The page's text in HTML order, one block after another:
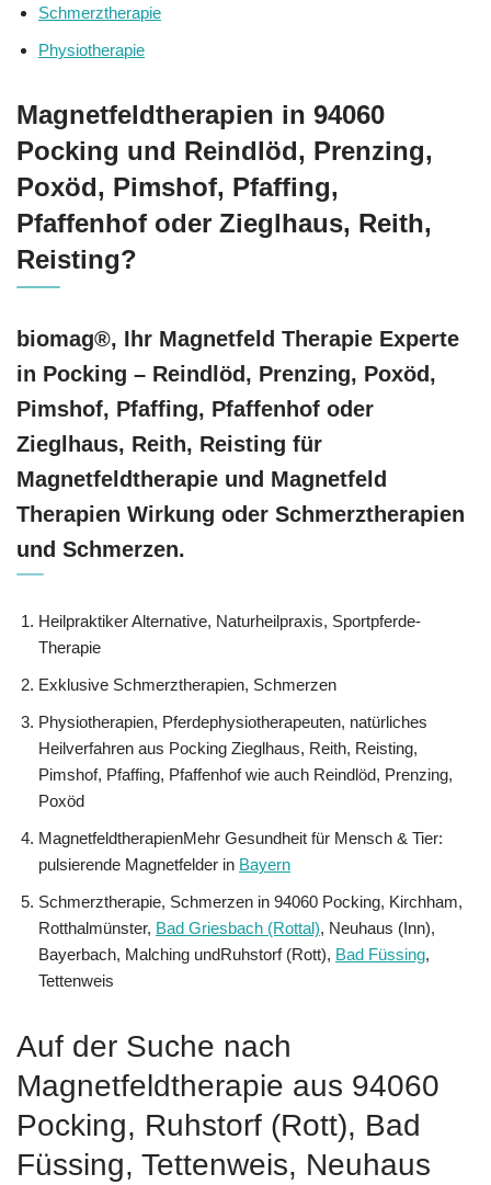
Schmerztherapie
Physiotherapie
Magnetfeldtherapien in 94060
Pocking und Reindlöd, Prenzing,
Poxöd, Pimshof, Pfaffing,
Pfaffenhof oder Zieglhaus, Reith,
Reisting?
biomag®, Ihr Magnetfeld Therapie Experte
in Pocking – Reindlöd, Prenzing, Poxöd,
Pimshof, Pfaffing, Pfaffenhof oder
Zieglhaus, Reith, Reisting für
Magnetfeldtherapie und Magnetfeld
Therapien Wirkung oder Schmerztherapien
und Schmerzen.
Heilpraktiker Alternative, Naturheilpraxis, Sportpferde-
Therapie
Exklusive Schmerztherapien, Schmerzen
Physiotherapien, Pferdephysiotherapeuten, natürliches
Heilverfahren aus Pocking Zieglhaus, Reith, Reisting,
Pimshof, Pfaffing, Pfaffenhof wie auch Reindlöd, Prenzing,
Poxöd
MagnetfeldtherapienMehr Gesundheit für Mensch & Tier:
pulsierende Magnetfelder in Bayern
Schmerztherapie, Schmerzen in 94060 Pocking, Kirchham,
Rotthalmünster, Bad Griesbach (Rottal), Neuhaus (Inn),
Bayerbach, Malching undRuhstorf (Rott), Bad Füssing,
Tettenweis
Auf der Suche nach
Magnetfeldtherapie aus 94060
Pocking, Ruhstorf (Rott), Bad
Füssing, Tettenweis, Neuhaus